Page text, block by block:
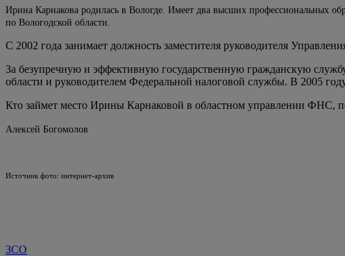
Ирина Карнакова родилась в Вологде. Имеет два высших профессиональных
по Вологодской области.
С 2002 года занимает должность заместителя руководителя
За безупречную и эффективную государственную гражданскую
области и руководителем Федеральной налоговой службы. В 2005
Кто займет место Ирины Карнаковой в областном управлении ФНС,
Алексей Богомолов
Источник фото: интернет-архив
ЗСО